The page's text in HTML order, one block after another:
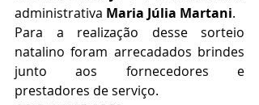
administrativa Maria Júlia Martani.
Para a realização desse sorteio
natalino foram arrecadados brindes
junto aos fornecedores e
prestadores de serviço.